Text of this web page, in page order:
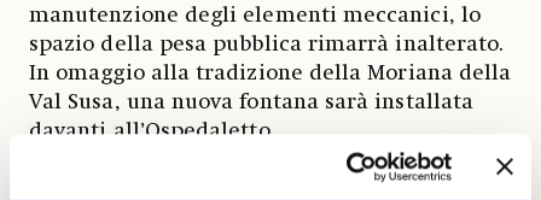
manutenzione degli elementi meccanici, lo
spazio della pesa pubblica rimarrà inalterato.
In omaggio alla tradizione della Moriana della
Val Susa, una nuova fontana sarà installata
davanti all’Ospedaletto.
Guarda alla tradizione monastica medievale